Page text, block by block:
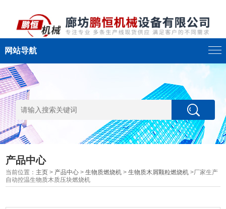
网站导航
产品中心
当前位置： 主页 > 产品中心 >生物质燃烧机 >生物质木屑颗粒燃烧机 >厂家生产
自动控温生物质木质压块燃烧机